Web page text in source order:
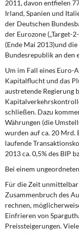
2011, davon entfielen
Irland, Spanien und
der Deutschen
der Eurozone („Target-
(Ende Mai 2013)und
Bundesrepublik an den
Um im Fall eines Euro-
Kapitalflucht und das
austretende Regierung
schließen. Dazu
Währungen (die
wurden auf ca. 20 Mrd.
laufende
2013 ca. 0,5% des BIP
Bei einem
Für die Zeit
Zusammenbruch des
rechnen,
Einfrieren von
Preissteigerungen.